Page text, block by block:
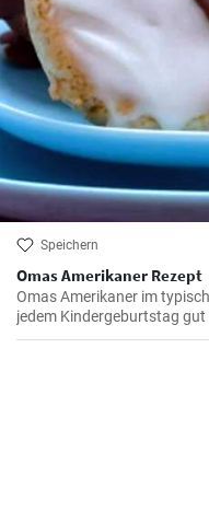
Speichern
Omas Amerikaner Rezept
Omas Amerikaner im
jedem Kindergeburtstag
kann man sie einfach